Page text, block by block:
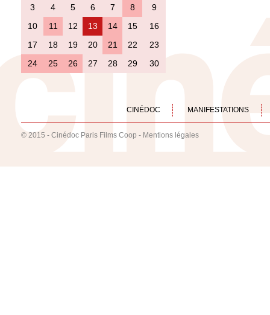
3
4 5 6 7 8
9
10
11 12 13 14 15
16
17
18 19 20 21 22
23
24
25 26 27 28 29 30
CINÉDOC MANIFESTATIONS
© 2015 - Cinédoc Paris Films Coop - Mentions légales